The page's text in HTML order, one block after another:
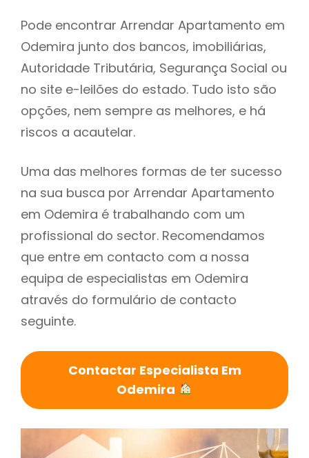
Pode encontrar Arrendar Apartamento em
Odemira junto dos bancos, imobiliárias,
Autoridade Tributária, Segurança Social ou
no site e-leilões do estado. Tudo isto são
opções, nem sempre as melhores, e há
riscos a acautelar.
Uma das melhores formas de ter sucesso
na sua busca por Arrendar Apartamento
em Odemira é trabalhando com um
profissional do sector. Recomendamos
que entre em contacto com a nossa
equipa de especialistas em Odemira
através do formulário de contacto
seguinte.
Contactar Especialista Em
Odemira